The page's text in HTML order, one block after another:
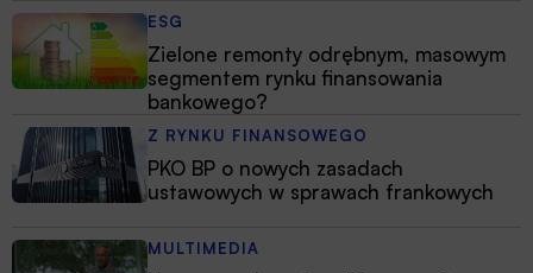
ESG
Zielone remonty odrębnym, masowym
segmentem rynku finansowania
bankowego?
Z RYNKU FINANSOWEGO
PKO BP o nowych zasadach
ustawowych w sprawach frankowych
MULTIMEDIA